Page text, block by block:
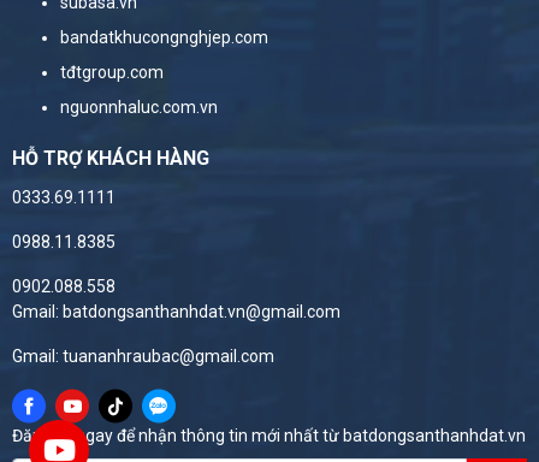
bandatkhucongnghjep.com
tđtgroup.com
nguonnhaluc.com.vn
HỖ TRỢ KHÁCH HÀNG
0333.69.1111
0988.11.8385
0902.088.558
Gmail: batdongsanthanhdat.vn@gmail.com
Gmail: tuananhraubac@gmail.com
Đăng ký ngay để nhận thông tin mới nhất từ batdongsanthanhdat.vn